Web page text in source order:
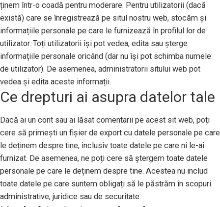
ținem într-o coadă pentru moderare. Pentru utilizatorii (dacă
există) care se înregistrează pe situl nostru web, stocăm și
informațiile personale pe care le furnizează în profilul lor de
utilizator. Toți utilizatorii își pot vedea, edita sau șterge
informațiile personale oricând (dar nu își pot schimba numele
de utilizator). De asemenea, administratorii sitului web pot
vedea și edita aceste informații.
Ce drepturi ai asupra datelor tale
Dacă ai un cont sau ai lăsat comentarii pe acest sit web, poți
cere să primești un fișier de export cu datele personale pe care
le deținem despre tine, inclusiv toate datele pe care ni le-ai
furnizat. De asemenea, ne poți cere să ștergem toate datele
personale pe care le deținem despre tine. Acestea nu includ
toate datele pe care suntem obligați să le păstrăm în scopuri
administrative, juridice sau de securitate.